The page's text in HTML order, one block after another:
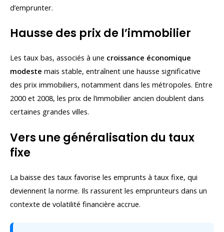
d’emprunter.
Hausse des prix de l’immobilier
Les taux bas, associés à une croissance économique
modeste mais stable, entraînent une hausse significative
des prix immobiliers, notamment dans les métropoles. Entre
2000 et 2008, les prix de l’immobilier ancien doublent dans
certaines grandes villes.
Vers une généralisation du taux
fixe
La baisse des taux favorise les emprunts à taux fixe, qui
deviennent la norme. Ils rassurent les emprunteurs dans un
contexte de volatilité financière accrue.